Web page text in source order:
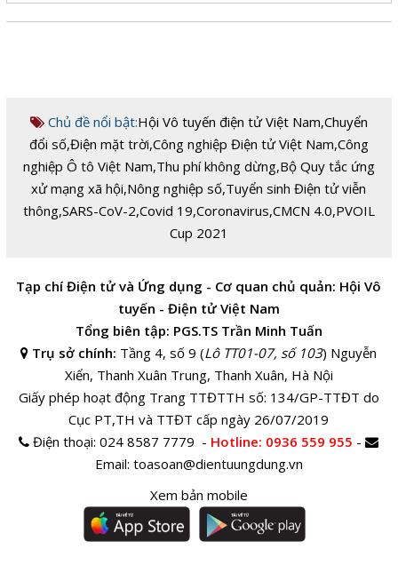
Chủ đề nổi bật:Hội Vô tuyến điện tử Việt Nam,Chuyển
đổi số,Điện mặt trời,Công nghiệp Điện tử Việt Nam,Công
nghiệp Ô tô Việt Nam,Thu phí không dừng,Bộ Quy tắc ứng
xử mạng xã hội,Nông nghiệp số,Tuyển sinh Điện tử viễn
thông,SARS-CoV-2,Covid 19,Coronavirus,CMCN 4.0,PVOIL
Cup 2021
Tạp chí Điện tử và Ứng dụng - Cơ quan chủ quản: Hội Vô
tuyến - Điện tử Việt Nam
Tổng biên tập: PGS.TS Trần Minh Tuấn
Trụ sở chính: Tầng 4, số 9 (Lô TT01-07, số 103) Nguyễn
Xiển, Thanh Xuân Trung, Thanh Xuân, Hà Nội
Giấy phép hoạt động Trang TTĐTTH số: 134/GP-TTĐT do
Cục PT,TH và TTĐT cấp ngày 26/07/2019
Điện thoại:024 8587 7779 - Hotline: 0936 559 955 -
Email: toasoan@dientuungdung.vn
Xem bản mobile